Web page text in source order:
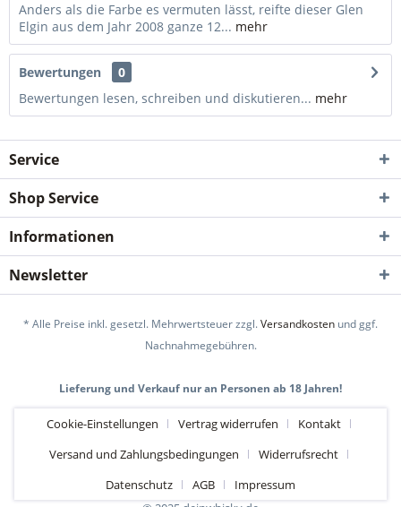
Anders als die Farbe es vermuten lässt, reifte dieser Glen
Elgin aus dem Jahr 2008 ganze 12... mehr
Bewertungen
0
Bewertungen lesen, schreiben und diskutieren... mehr
Service
Shop Service
Informationen
Newsletter
* Alle Preise inkl. gesetzl. Mehrwertsteuer zzgl.Versandkosten und ggf.
Nachnahmegebühren.
Lieferung und Verkauf nur an Personen ab 18 Jahren!
Cookie-Einstellungen Vertrag widerrufen
Kontakt
Versand und Zahlungsbedingungen
Widerrufsrecht
Datenschutz
AGB
Impressum